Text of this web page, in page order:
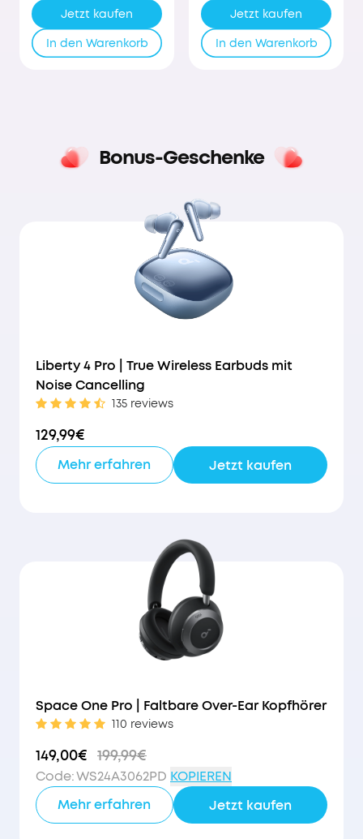
Jetzt kaufen
In den Warenkorb
Jetzt kaufen
In den Warenkorb
Bonus-Geschenke
Liberty 4 Pro | True Wireless Earbuds mit
Noise Cancelling
135 reviews
129,99€
Jetzt kaufen
Mehr erfahren
Space One Pro | Faltbare Over-Ear Kopfhörer
110 reviews
149,00€ 199,99€
Code:WS24A3062PD KOPIEREN
Jetzt kaufen
Mehr erfahren